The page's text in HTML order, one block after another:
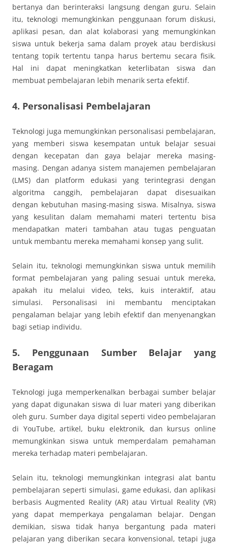
bertanya dan berinteraksi langsung dengan guru. Selain
itu, teknologi memungkinkan penggunaan forum diskusi,
aplikasi pesan, dan alat kolaborasi yang memungkinkan
siswa untuk bekerja sama dalam proyek atau berdiskusi
tentang topik tertentu tanpa harus bertemu secara fisik.
Hal ini dapat meningkatkan keterlibatan siswa dan
membuat pembelajaran lebih menarik serta efektif.
4. Personalisasi Pembelajaran
Teknologi juga memungkinkan personalisasi pembelajaran,
yang memberi siswa kesempatan untuk belajar sesuai
dengan kecepatan dan gaya belajar mereka masing-
masing. Dengan adanya sistem manajemen pembelajaran
(LMS) dan platform edukasi yang terintegrasi dengan
algoritma canggih, pembelajaran dapat disesuaikan
dengan kebutuhan masing-masing siswa. Misalnya, siswa
yang kesulitan dalam memahami materi tertentu bisa
mendapatkan materi tambahan atau tugas penguatan
untuk membantu mereka memahami konsep yang sulit.
Selain itu, teknologi memungkinkan siswa untuk memilih
format pembelajaran yang paling sesuai untuk mereka,
apakah itu melalui video, teks, kuis interaktif, atau
simulasi. Personalisasi ini membantu menciptakan
pengalaman belajar yang lebih efektif dan menyenangkan
bagi setiap individu.
5. Penggunaan Sumber Belajar yang
Beragam
Teknologi juga memperkenalkan berbagai sumber belajar
yang dapat digunakan siswa di luar materi yang diberikan
oleh guru. Sumber daya digital seperti video pembelajaran
di YouTube, artikel, buku elektronik, dan kursus online
memungkinkan siswa untuk memperdalam pemahaman
mereka terhadap materi pembelajaran.
Selain itu, teknologi memungkinkan integrasi alat bantu
pembelajaran seperti simulasi, game edukasi, dan aplikasi
berbasis Augmented Reality (AR) atau Virtual Reality (VR)
yang dapat memperkaya pengalaman belajar. Dengan
demikian, siswa tidak hanya bergantung pada materi
pelajaran yang diberikan secara konvensional, tetapi juga